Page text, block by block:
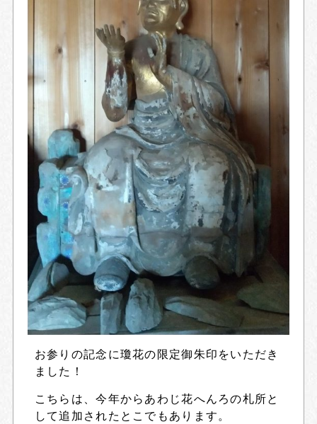
お参りの記念に瓊花の限定御朱印をいただき
ました！
こちらは、今年からあわじ花へんろの札所と
して追加されたとこでもあります。